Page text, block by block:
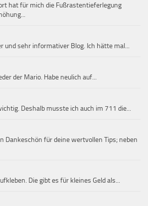
hat für mich die Fußrastentieferlegung
und sehr informativer Blog. Ich hätte mal...
der Mario. Habe neulich auf...
Deshalb musste ich auch im 711 die...
Dankeschön für deine wertvollen Tips; neben
Die gibt es für kleines Geld als...